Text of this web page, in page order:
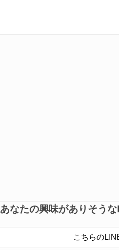
あなたの興味がありそうな
こちらの